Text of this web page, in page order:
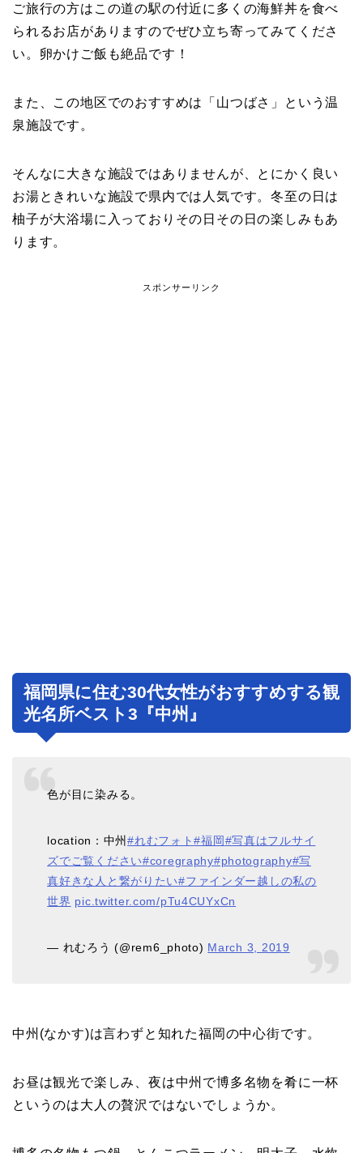
ご旅行の方はこの道の駅の付近に多くの海鮮丼を食べ
られるお店がありますのでぜひ立ち寄ってみてくださ
い。卵かけご飯も絶品です！
また、この地区でのおすすめは「山つばさ」という温
泉施設です。
そんなに大きな施設ではありませんが、とにかく良い
お湯ときれいな施設で県内では人気です。冬至の日は
柚子が大浴場に入っておりその日その日の楽しみもあ
ります。
スポンサーリンク
福岡県に住む30代女性がおすすめする観
光名所ベスト3『中州』
色が目に染みる。
location：中州#れむフォト#福岡#写真はフルサイ
ズでご覧ください#coregraphy#photography#写
真好きな人と繋がりたい#ファインダー越しの私の
世界 pic.twitter.com/pTu4CUYxCn
— れむろう (@rem6_photo) March 3, 2019
中州(なかす)は言わずと知れた福岡の中心街です。
お昼は観光で楽しみ、夜は中州で博多名物を肴に一杯
というのは大人の贅沢ではないでしょうか。